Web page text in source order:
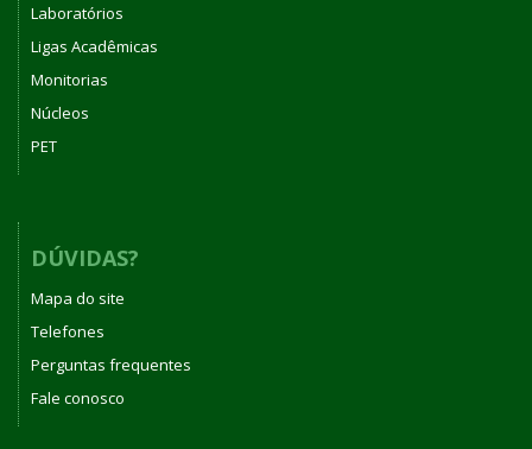
Laboratórios
Ligas Acadêmicas
Monitorias
Núcleos
PET
DÚVIDAS?
Mapa do site
Telefones
Perguntas frequentes
Fale conosco